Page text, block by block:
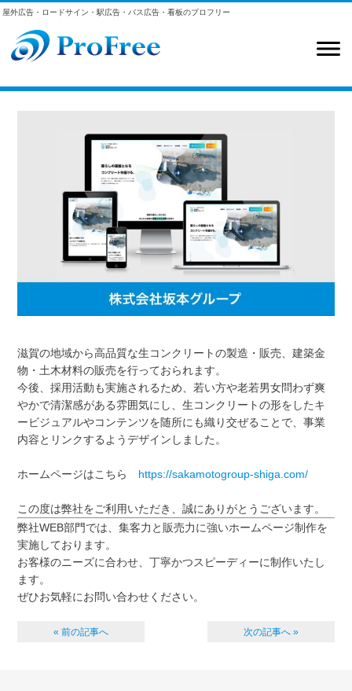
屋外広告・ロードサイン・駅広告・バス広告・看板のプロフリー
滋賀の地域から高品質な生コンクリートの製造・販売、建築金
物・土木材料の販売を行っておられます。
今後、採用活動も実施されるため、若い方や老若男女問わず爽
やかで清潔感がある雰囲気にし、生コンクリートの形をしたキ
ービジュアルやコンテンツを随所にも織り交ぜることで、事業
内容とリンクするようデザインしました。
ホームページはこちら https://sakamotogroup-shiga.com/
この度は弊社をご利用いただき、誠にありがとうございます。
弊社WEB部門では、集客力と販売力に強いホームページ制作を
実施しております。
お客様のニーズに合わせ、丁寧かつスピーディーに制作いたし
ます。
ぜひお気軽にお問い合わせください。
« 前の記事へ 次の記事へ »